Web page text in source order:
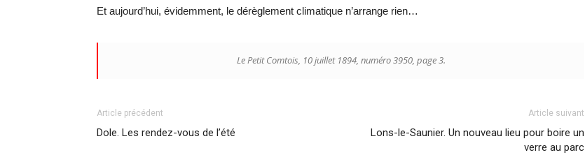
Et aujourd’hui, évidemment, le dérèglement climatique n’arrange rien…
Le Petit Comtois, 10 juillet 1894, numéro 3950, page 3.
Article précédent
Dole. Les rendez-vous de l’été
Article suivant
Lons-le-Saunier. Un nouveau lieu pour boire un
verre au parc